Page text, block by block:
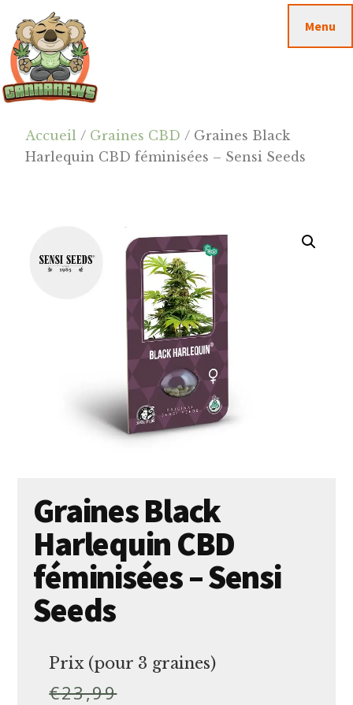
contenu
principal
barre
latérale
principale
footer
Cannanews.fr
Menu
Accueil / Graines CBD / Graines Black
Harlequin CBD féminisées – Sensi Seeds
Graines Black
Harlequin CBD
féminisées – Sensi
Seeds
Prix (pour 3 graines)
€23,99